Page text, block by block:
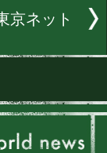
年記念イベ
ネットラ